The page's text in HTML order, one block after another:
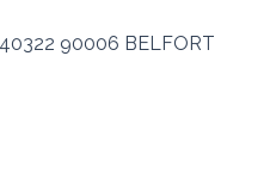
90006 BELFORT